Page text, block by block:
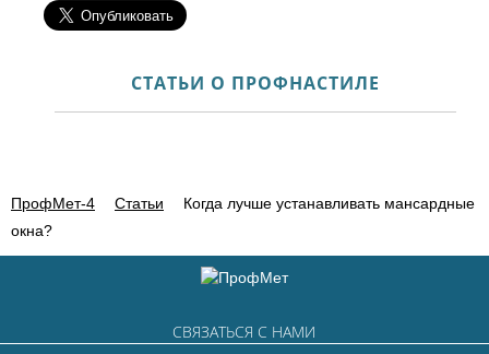
СТАТЬИ О ПРОФНАСТИЛЕ
ПрофМет-4 Статьи
Когда лучше устанавливать мансардные
окна?
СВЯЗАТЬСЯ С НАМИ